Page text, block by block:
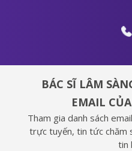
BÁC SĨ LÂM
EMAIL
Tham gia danh sách
trực tuyến, tin tức chăm
tin